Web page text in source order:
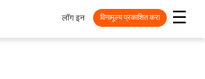
☰
लॉग इन विनामूल्य प्रकाशित करा